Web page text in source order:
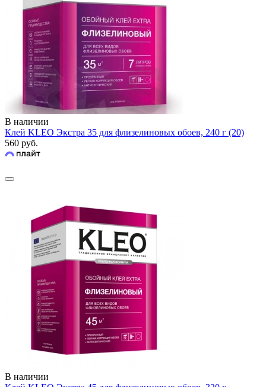
В наличии
Клей KLEO Экстра 35 для флизелиновых обоев, 240 г (20)
560 руб.
В наличии